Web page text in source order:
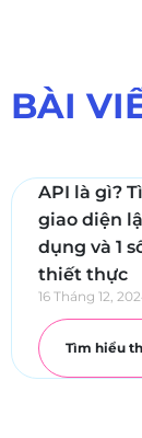
BÀI
API là gì?
giao diện
dụng và 1
thiết thực
16 Tháng 12,
Tìm hiểu